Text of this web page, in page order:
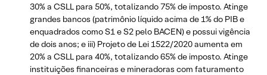
30% a CSLL para 50%, totalizando 75% de imposto. Atinge
grandes bancos (patrimônio líquido acima de 1% do PIB e
enquadrados como S1 e S2 pelo BACEN) e possui vigência
de dois anos; e iii) Projeto de Lei 1522/2020 aumenta em
20% a CSLL para 40%, totalizando 65% de imposto. Atinge
instituições financeiras e mineradoras com faturamento